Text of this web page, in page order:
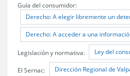
Guía del consumidor:
Derecho: A elegir libremente un
Derecho: A acceder a una
Legislación y normativa: Ley del
El Sernac: Dirección Regional de